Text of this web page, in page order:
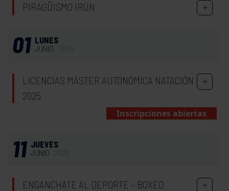
PIRAGÜISMO IRÚN
01 LUNES
JUNIO
LICENCIAS MÁSTER AUTONÓMICA NATACIÓN
2025
Inscripciones abiertas
11 JUEVES
JUNIO
ENGANCHATE AL DEPORTE – BOXEO